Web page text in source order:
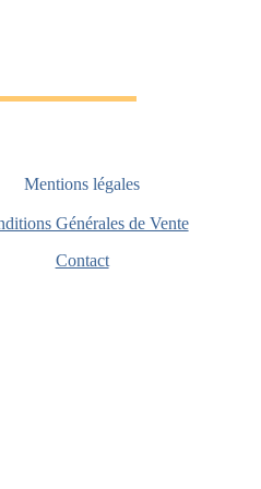
Mentions légales
Générales de Vente
Contact